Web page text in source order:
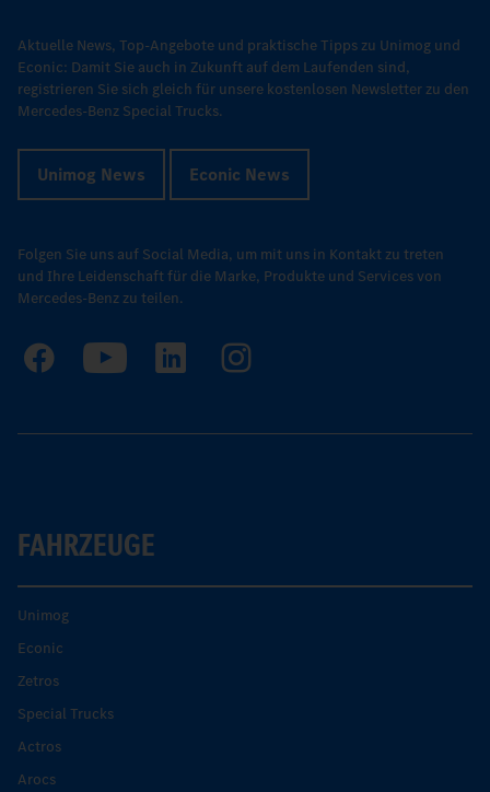
Aktuelle News, Top-Angebote und praktische Tipps zu Unimog und
Econic: Damit Sie auch in Zukunft auf dem Laufenden sind,
registrieren Sie sich gleich für unsere kostenlosen Newsletter zu den
Mercedes-Benz Special Trucks.
Unimog News Econic News
Folgen Sie uns auf Social Media, um mit uns in Kontakt zu treten
und Ihre Leidenschaft für die Marke, Produkte und Services von
Mercedes-Benz zu teilen.
FAHRZEUGE
Unimog
Econic
Zetros
Special Trucks
Actros
Arocs